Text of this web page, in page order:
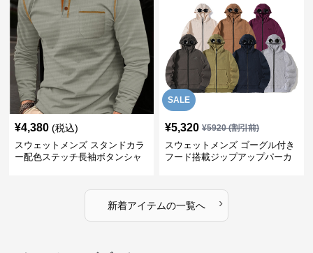
¥4,380 (税込)
スウェットメンズ スタンドカラ
ー配色ステッチ長袖ボタンシャ
SALE
¥5,320 ¥5920(割引前)
スウェットメンズ ゴーグル付き
フード搭載ジップアップパーカ
新着アイテムの一覧へ ›